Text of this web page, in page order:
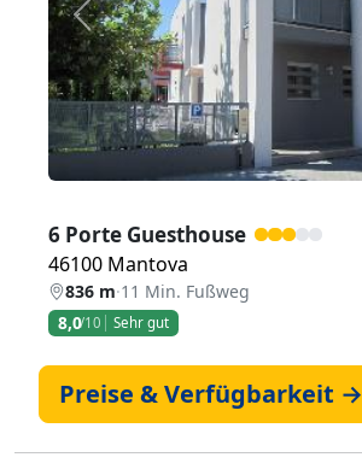
Zurück
6 Porte Guesthouse
46100 Mantova
836 m·11 Min. Fußweg
8,0/10 Sehr gut
Preise & Verfügbarkeit →